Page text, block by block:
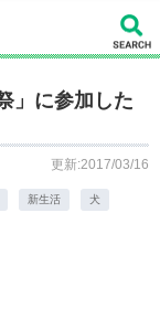
」に参加した
更新:2017/03/16
新生活 犬